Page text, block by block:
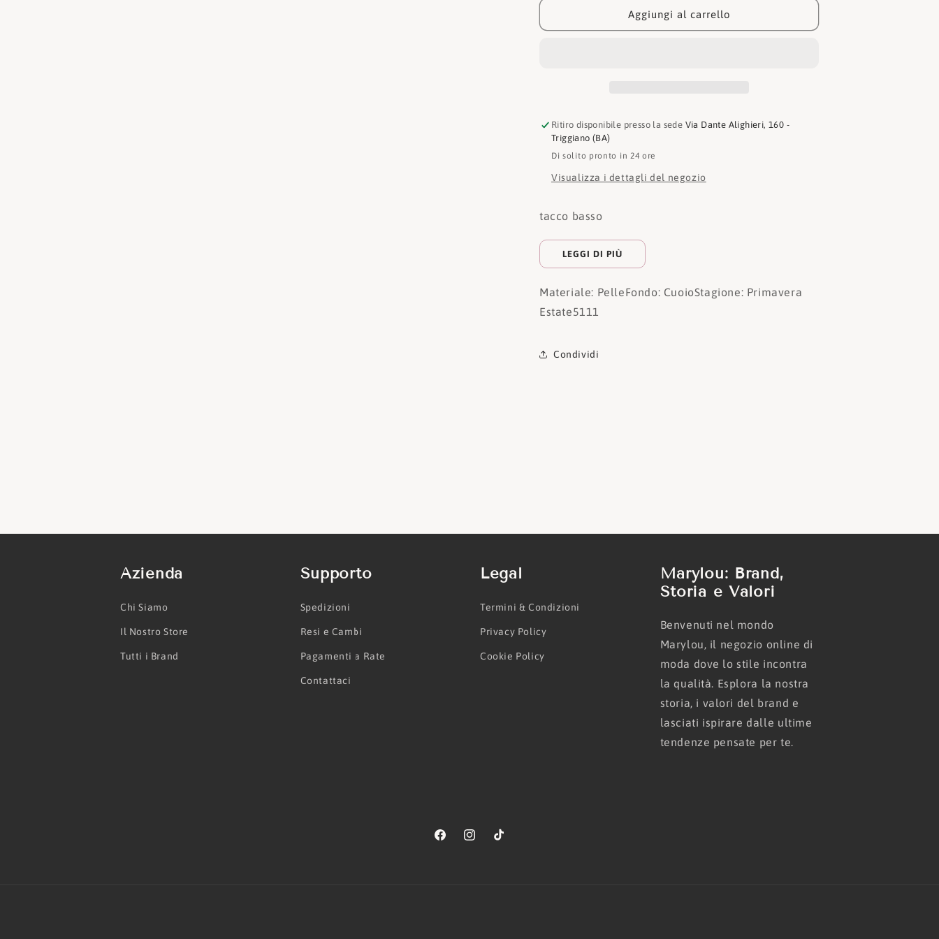
5111
Mocassino
5111
Aggiungi al carrello
Ritiro disponibile presso la sede Via Dante Alighieri, 160 -
Triggiano (BA)
Di solito pronto in 24 ore
Visualizza i dettagli del negozio
tacco basso
LEGGI DI PIÙ
Materiale: PelleFondo: CuoioStagione: Primavera
Estate5111
Condividi
Azienda
Chi Siamo
Il Nostro Store
Tutti i Brand
Supporto
Spedizioni
Resi e Cambi
Pagamenti a Rate
Contattaci
Legal
Termini & Condizioni
Privacy Policy
Cookie Policy
Marylou: Brand,
Storia e Valori
Benvenuti nel mondo
Marylou, il negozio online di
moda dove lo stile incontra
la qualità. Esplora la nostra
storia, i valori del brand e
lasciati ispirare dalle ultime
tendenze pensate per te.
FacebookInstagramTikTok